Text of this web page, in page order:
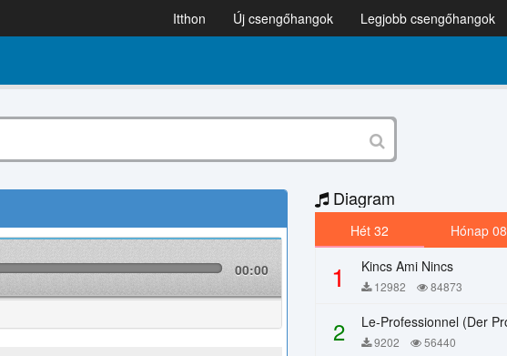
Itthon Új csengőhangok Legjobb csengőhangok
00:00
Diagram
Hét 32 Hónap 08
1 Kincs Ami Nincs
12982 84873
2 9202 56440